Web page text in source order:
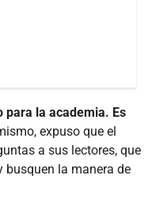
para la academia. Es
expuso que el
a sus lectores, que
busquen la manera de